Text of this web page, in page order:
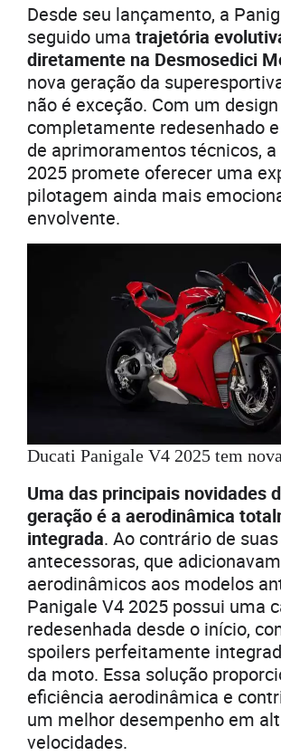
Desde seu lançamento, a
seguido uma trajetória
diretamente na Desmosedici
nova geração da
não é exceção. Com um design
completamente redesenhado
de aprimoramentos técnicos,
2025 promete oferecer uma
pilotagem ainda mais
envolvente.
Ducati Panigale V4 2025 tem
Uma das principais novidades
geração é a aerodinâmica
integrada. Ao contrário de suas
antecessoras, que
aerodinâmicos aos modelos
Panigale V4 2025 possui uma
redesenhada desde o início,
spoilers perfeitamente
da moto. Essa solução
eficiência aerodinâmica e
um melhor desempenho em
velocidades.